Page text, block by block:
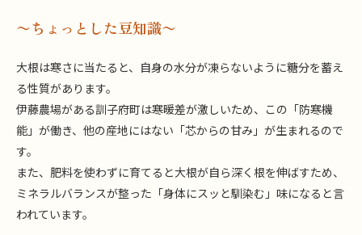
〜ちょっとした豆知識〜
大根は寒さに当たると、自身の水分が凍らないように糖分を蓄え
る性質があります。
伊藤農場がある訓子府町は寒暖差が激しいため、この「防寒機
能」が働き、他の産地にはない「芯からの甘み」が生まれるので
す。
また、肥料を使わずに育てると大根が自ら深く根を伸ばすため、
ミネラルバランスが整った「身体にスッと馴染む」味になると言
われています。